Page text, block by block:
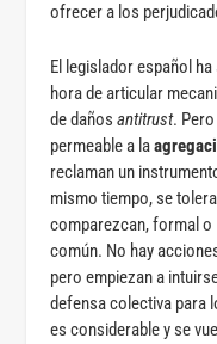
ofrecer a los
El legislador español
hora de articular
de dañosantitrust.
permeable a la
reclaman un
mismo tiempo, se
comparezcan, formal
común. No hay
pero empiezan a
defensa colectiva para
es considerable y se